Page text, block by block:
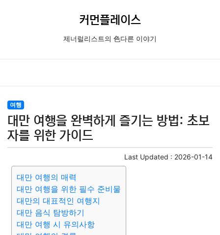
커먼플레이스
제너럴리스트의 色다른 이야기
여행
대만 여행을 완벽하게 즐기는 방법: 초보
자를 위한 가이드
Last Updated : 2026-01-14
대만 여행의 매력
대만 여행을 위한 필수 준비물
대만의 대표적인 여행지
대만 음식 탐방하기
대만 여행 시 유의사항